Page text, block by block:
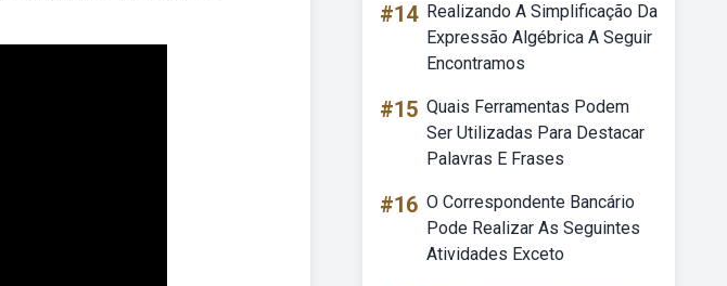
#14 Realizando A Simplificação Da
Expressão Algébrica A Seguir
Encontramos
#15 Quais Ferramentas Podem
Ser Utilizadas Para Destacar
Palavras E Frases
#16 O Correspondente Bancário
Pode Realizar As Seguintes
Atividades Exceto